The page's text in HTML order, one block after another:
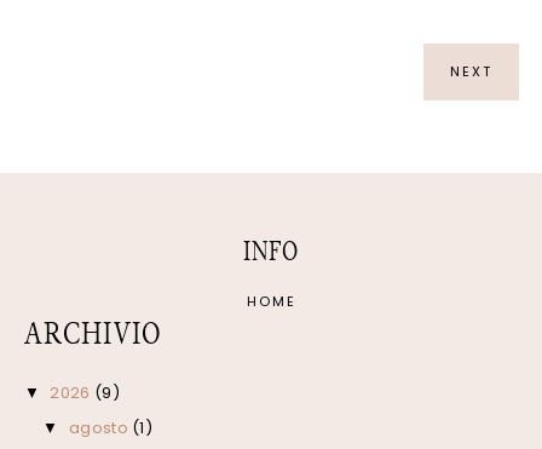
NEXT
INFO
HOME
ARCHIVIO
▼ 2026 (9)
▼ agosto (1)